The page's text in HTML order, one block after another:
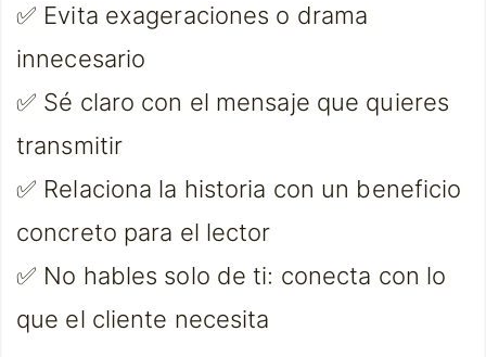
✅ Evita exageraciones o drama
innecesario
✅ Sé claro con el mensaje que quieres
transmitir
✅ Relaciona la historia con un beneficio
concreto para el lector
✅ No hables solo de ti: conecta con lo
que el cliente necesita